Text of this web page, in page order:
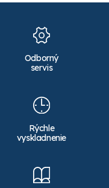
Odborný
servis
Rýchle
vyskladnenie